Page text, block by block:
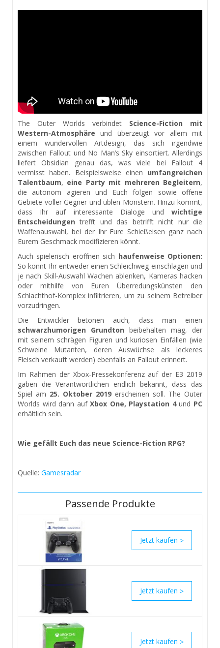
The Outer Worlds verbindet Science-Fiction mit
Western-Atmosphäre und überzeugt vor allem mit
einem wundervollen Artdesign, das sich irgendwie
zwischen Fallout und No Man’s Sky einsortiert. Allerdings
liefert Obsidian genau das, was viele bei Fallout 4
vermisst haben. Beispielsweise einen umfangreichen
Talentbaum, eine Party mit mehreren Begleitern,
die autonom agieren und Euch folgen sowie offene
Gebiete voller Gegner und üblen Monstern. Hinzu kommt,
dass Ihr auf interessante Dialoge und wichtige
Entscheidungen trefft und das betrifft nicht nur die
Waffenauswahl, bei der Ihr Eure Schießeisen ganz nach
Eurem Geschmack modifizieren könnt.
Auch spielerisch eröffnen sich haufenweise Optionen:
So könnt Ihr entweder einen Schleichweg einschlagen und
je nach Skill-Auswahl Wachen ablenken, Kameras hacken
oder mithilfe von Euren Überredungskünsten den
Schlachthof-Komplex infiltrieren, um zu seinem Betreiber
vorzudringen.
Die Entwickler betonen auch, dass man einen
schwarzhumorigen Grundton beibehalten mag, der
mit seinem schrägen Figuren und kuriosen Einfällen (wie
Schweine Mutanten, deren Auswüchse als leckeres
Fleisch verkauft werden) ebenfalls an Fallout erinnert.
Im Rahmen der Xbox-Pressekonferenz auf der E3 2019
gaben die Verantwortlichen endlich bekannt, dass das
Spiel am 25. Oktober 2019 erscheinen soll. The Outer
Worlds wird dann aufXbox One, Playstation 4und PC
erhältlich sein.
Wie gefällt Euch das neue Science-Fiction RPG?
Quelle: Gamesradar
Passende Produkte
>
>
>